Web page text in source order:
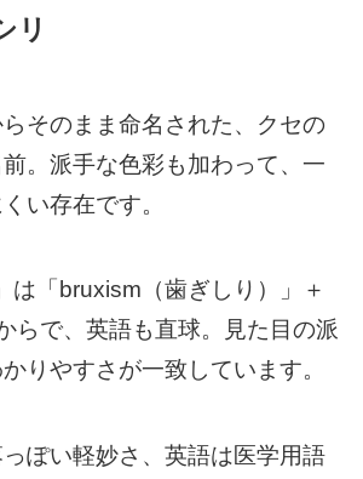
リ
らそのまま命名された、クセの
。派手な色彩も加わって、一
い存在です。
は「bruxism（歯ぎしり）」＋
らで、英語も直球。見た目の派
りやすさが一致しています。
ぽい軽妙さ、英語は医学用語